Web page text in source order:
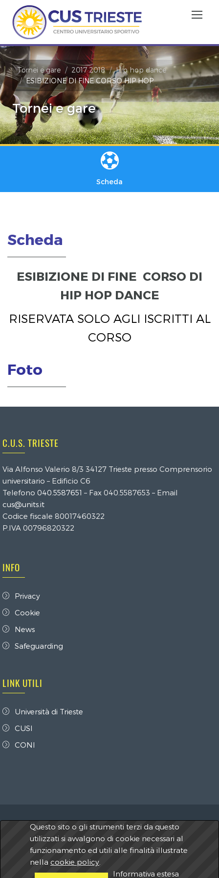
Tornei e gare 2017 2018
Hip hop dance
ESIBIZIONE DI FINE CORSO HIP HOP
Tornei e gare
Scheda
Scheda
ESIBIZIONE DI FINE CORSO DI
HIP HOP DANCE
RISERVATA SOLO AGLI ISCRITTI AL
CORSO
Foto
C.U.S. TRIESTE
Via Alfonso Valerio 8/3 34127 Trieste presso Comprensorio
universitario – Edificio C6
Telefono 040.5587651 – Fax 040.5587653 – Email
cus@units.it
Codice fiscale 80017460322
P.IVA 00796820322
INFO
Privacy
Cookie
News
Safeguarding
LINK UTILI
Università di Trieste
CUSI
CONI
2026 A.S.D. Centro Universitario Sportivo Trieste -
C.U.S. Trieste C.F. 80017460322 - P.IVA 00796820322
Questo sito o gli strumenti terzi da questo
utilizzati si avvalgono di cookie necessari al
funzionamento ed utili alle finalità illustrate
nella cookie policy
Informativa estesa